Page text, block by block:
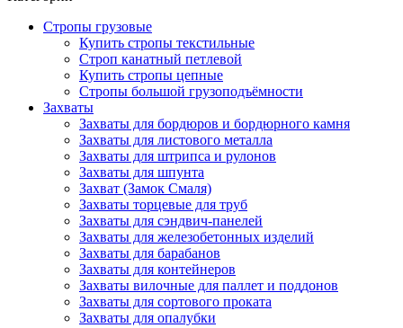
Стропы грузовые
Купить стропы текстильные
Строп канатный петлевой
Купить стропы цепные
Стропы большой грузоподъёмности
Захваты
Захваты для бордюров и бордюрного камня
Захваты для листового металла
Захваты для штрипса и рулонов
Захваты для шпунта
Захват (Замок Смаля)
Захваты торцевые для труб
Захваты для сэндвич-панелей
Захваты для железобетонных изделий
Захваты для барабанов
Захваты для контейнеров
Захваты вилочные для паллет и поддонов
Захваты для сортового проката
Захваты для опалубки